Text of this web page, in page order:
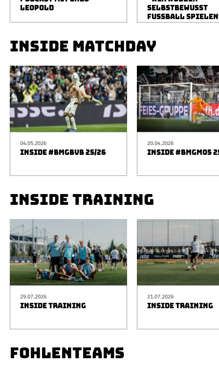
LEOPOLD
SELBSTBEWUSST
FUSSBALL
INSIDE MATCHDAY
04.05.2026
INSIDE #BMGBVB 25/26
20.04.2026
INSIDE #BMGM05
INSIDE TRAINING
29.07.2026
INSIDE TRAINING
21.07.2026
INSIDE TRAINING
FOHLENTEAMS